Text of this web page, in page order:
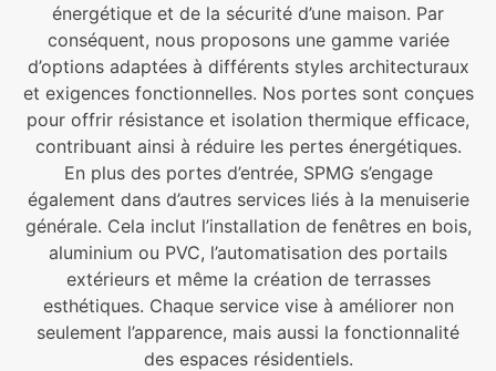
énergétique et de la sécurité d’une maison. Par
conséquent, nous proposons une gamme variée
d’options adaptées à différents styles architecturaux
et exigences fonctionnelles. Nos portes sont conçues
pour offrir résistance et isolation thermique efficace,
contribuant ainsi à réduire les pertes énergétiques.
En plus des portes d’entrée, SPMG s’engage
également dans d’autres services liés à la menuiserie
générale. Cela inclut l’installation de fenêtres en bois,
aluminium ou PVC, l’automatisation des portails
extérieurs et même la création de terrasses
esthétiques. Chaque service vise à améliorer non
seulement l’apparence, mais aussi la fonctionnalité
des espaces résidentiels.